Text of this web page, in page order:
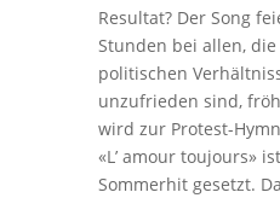
Resultat? Der Song
Stunden bei allen,
politischen
unzufrieden sind,
wird zur Protest-
«L’ amour toujours»
Sommerhit gesetzt.